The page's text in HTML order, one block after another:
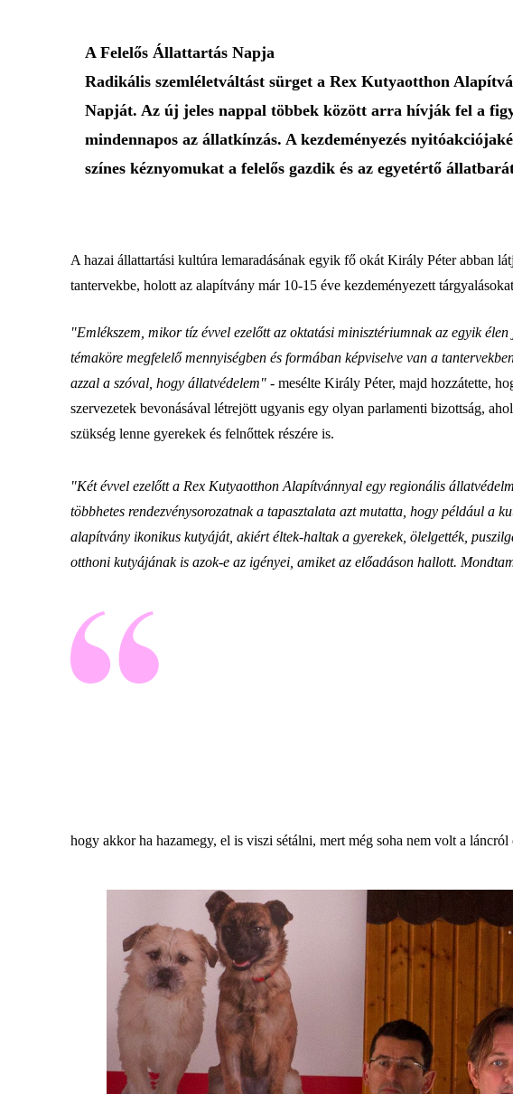
A Felelős Állattartás Napja
Radikális szemléletváltást sürget a Rex Kutyaotthon
Napját. Az új jeles nappal többek között arra hívják fel a
mindennapos az állatkínzás. A kezdeményezés
színes kéznyomukat a felelős gazdik és az egyetértő
A hazai állattartási kultúra lemaradásának egyik fő okát Király Péter abban
tantervekbe, holott az alapítvány már 10-15 éve kezdeményezett
"Emlékszem, mikor tíz évvel ezelőtt az oktatási minisztériumnak az egyik
témaköre megfelelő mennyiségben és formában képviselve van a
azzal a szóval, hogy állatvédelem" - mesélte Király Péter, majd hozzátette,
szervezetek bevonásával létrejött ugyanis egy olyan parlamenti bizottság,
szükség lenne gyerekek és felnőttek részére is.
"Két évvel ezelőtt a Rex Kutyaotthon Alapítvánnyal egy regionális
többhetes rendezvénysorozatnak a tapasztalata azt mutatta, hogy például a
alapítvány ikonikus kutyáját, akiért éltek-haltak a gyerekek, ölelgették,
otthoni kutyájának is azok-e az igényei, amiket az előadáson hallott.
hogy akkor ha hazamegy, el is viszi sétálni, mert még soha nem volt a láncról